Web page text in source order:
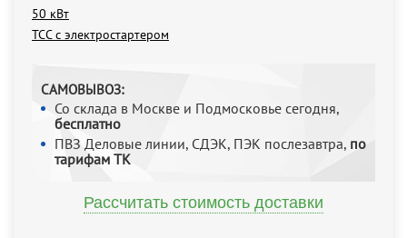
50 кВт
ТСС с электростартером
САМОВЫВОЗ:
Со склада в Москве и Подмосковье сегодня,
бесплатно
ПВЗ Деловые линии, СДЭК, ПЭК послезавтра, по
тарифам ТК
Рассчитать стоимость доставки